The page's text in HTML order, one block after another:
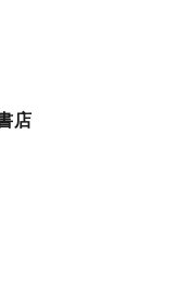
店